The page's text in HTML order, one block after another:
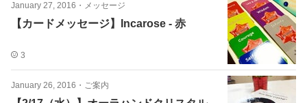
January 27, 2016 ・ メッセージ
【カードメッセージ】Incarose - 赤
3
January 26, 2016 ・ ご案内